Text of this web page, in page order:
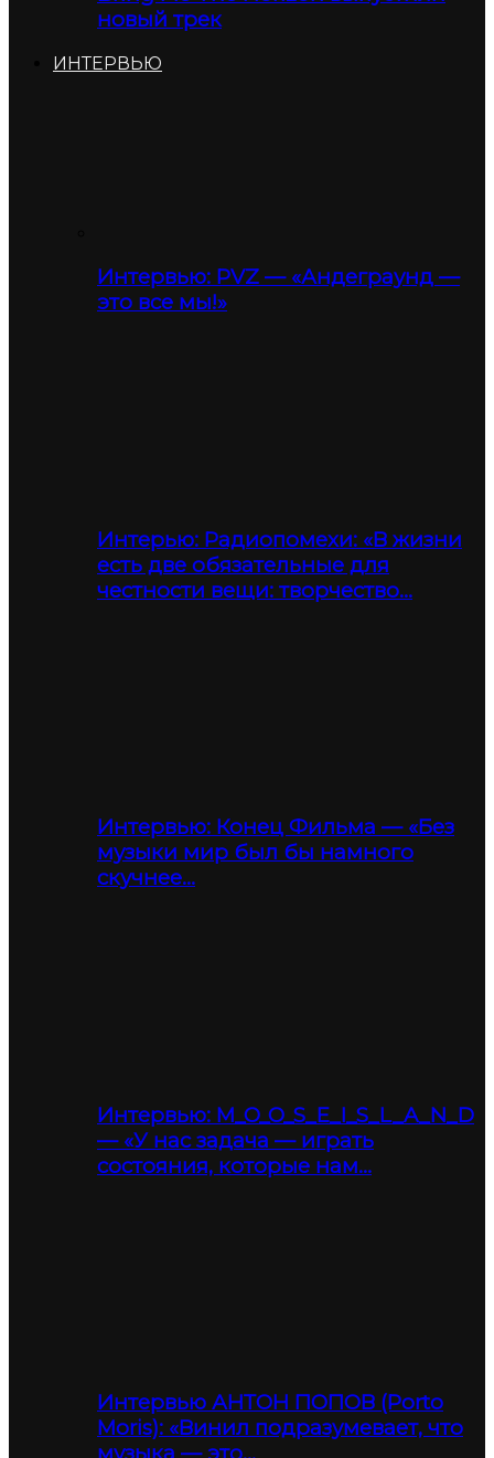
новый трек
ИНТЕРВЬЮ
Интервью: PVZ — «Андеграунд —
это все мы!»
Интерью: Радиопомехи: «В жизни
есть две обязательные для
честности вещи: творчество…
Интервью: Конец Фильма — «Без
музыки мир был бы намного
скучнее…
Интервью: M_O_O_S_E_I_S_L_A_N_D
— «У нас задача — играть
состояния, которые нам…
Интервью АНТОН ПОПОВ (Porto
Moris): «Винил подразумевает, что